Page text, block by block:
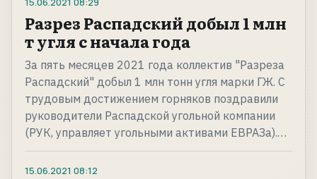
Разрез Распадский добыл 1 млн
т угля с начала года
За пять месяцев 2021 года коллектив "Разреза
Распадский" добыл 1 млн тонн угля марки ГЖ. С
трудовым достижением горняков поздравили
руководители Распадской угольной компании
(РУК, управляет угольными активами ЕВРАЗа).…
15.06.2021 08:12